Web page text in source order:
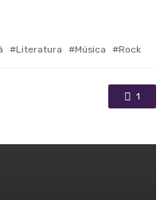
Literatura Música Rock
1